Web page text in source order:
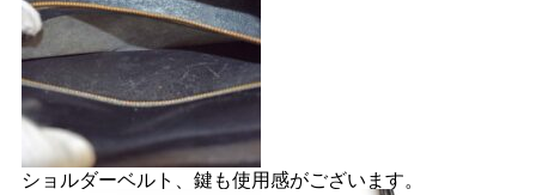
ショルダーベルト、鍵も使用感がございます。